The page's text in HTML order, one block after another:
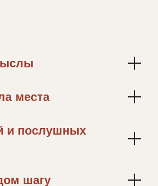
места
и послушных
шагу